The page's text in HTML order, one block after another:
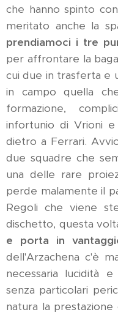
che hanno spinto
meritato anche la
prendiamoci i tre
per affrontare la
cui due in trasferta e
in campo quella
formazione,
infortunio di Vrioni e
dietro a Ferrari.
due squadre che
una delle rare
perde malamente il
Regoli che viene
dischetto, questa
e porta in
dell'Arzachena c'è
necessaria lucidità
senza particolari
natura la